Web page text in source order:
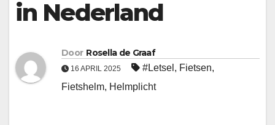
in Nederland
Door Rosella de Graaf
16 APRIL 2025 #Letsel , Fietsen,
Fietshelm, Helmplicht